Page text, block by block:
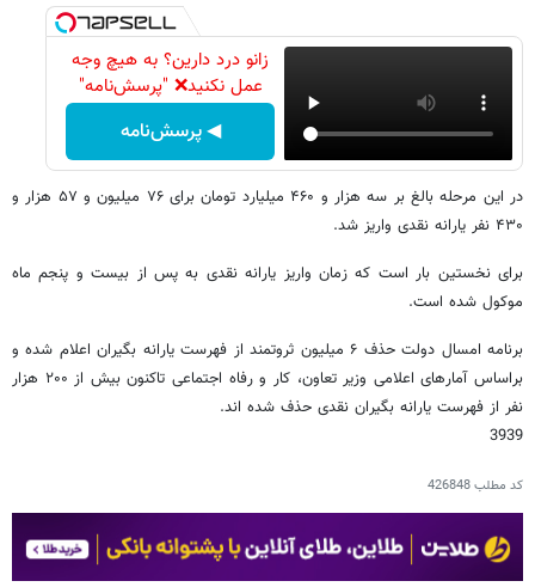
زانو درد دارین؟ به هیچ وجه
عمل نکنید❌ "پرسش‌نامه"
◀ پرسش‌نامه
در این مرحله بالغ بر سه هزار و ۴۶۰ میلیارد تومان برای ۷۶ میلیون و ۵۷ هزار و
۴۳۰ نفر یارانه نقدی واریز شد.
برای نخستین بار است که زمان واریز یارانه نقدی به پس از بیست و پنجم ماه
موکول شده است.
برنامه امسال دولت حذف ۶ میلیون ثروتمند از فهرست یارانه بگیران اعلام شده و
براساس آمارهای اعلامی وزیر تعاون، کار و رفاه اجتماعی تاکنون بیش از ۲۰۰ هزار
نفر از فهرست یارانه بگیران نقدی حذف شده اند.
3939
کد مطلب426848